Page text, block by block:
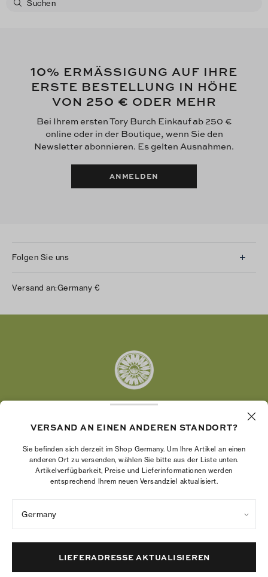
10% ERMÄSSIGUNG AUF IHRE
ERSTE BESTELLUNG IN HÖHE
VON 250 € ODER MEHR
Bei Ihrem ersten Tory Burch Einkauf ab 250 €
online oder in der Boutique, wenn Sie den
Newsletter abonnieren. Es gelten Ausnahmen.
ANMELDEN
Folgen Sie uns
Twitter
Versand an:Germany €
Die Tory Burch Foundation stärkt die
Unternehmerinnen dabei unterstützt, ein starkes
und beständiges Unternehmen aufzubauen.
Cookies-Einstellungen
Impressum Sitemap
VERSAND AN EINEN ANDEREN STANDORT?
Sie befinden sich derzeit im Shop Germany. Um Ihre Artikel an einen
anderen Ort zu versenden, wählen Sie bitte aus der Liste unten.
Artikelverfügbarkeit, Preise und Lieferinformationen werden
entsprechend Ihrem neuen Versandziel aktualisiert.
Germany
LIEFERADRESSE AKTUALISIEREN